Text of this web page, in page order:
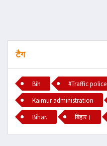
टैग
Bih #Traffic police
Kaimur administration
Bihar.
बिहार।